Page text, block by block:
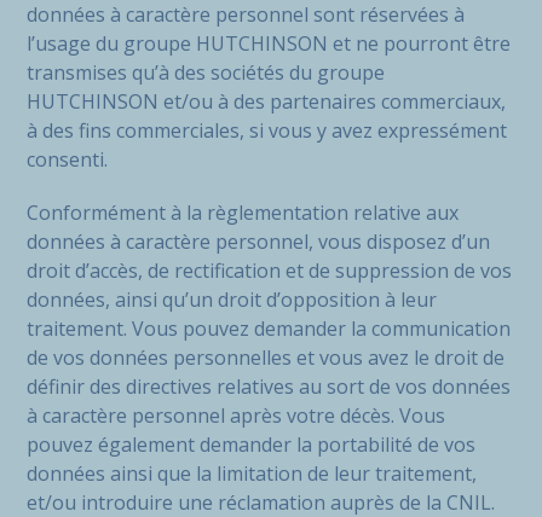
données à caractère personnel sont réservées à
l’usage du groupe HUTCHINSON et ne pourront être
transmises qu’à des sociétés du groupe
HUTCHINSON et/ou à des partenaires commerciaux,
à des fins commerciales, si vous y avez expressément
consenti.
Conformément à la règlementation relative aux
données à caractère personnel, vous disposez d’un
droit d’accès, de rectification et de suppression de vos
données, ainsi qu’un droit d’opposition à leur
traitement. Vous pouvez demander la communication
de vos données personnelles et vous avez le droit de
définir des directives relatives au sort de vos données
à caractère personnel après votre décès. Vous
pouvez également demander la portabilité de vos
données ainsi que la limitation de leur traitement,
et/ou introduire une réclamation auprès de la CNIL.